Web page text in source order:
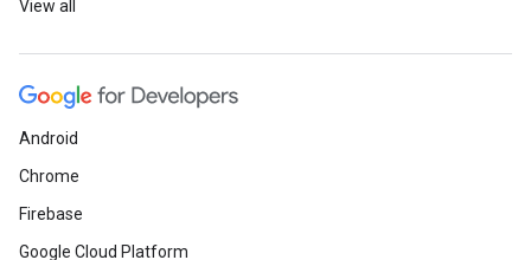
View all
Android
Chrome
Firebase
Google Cloud Platform